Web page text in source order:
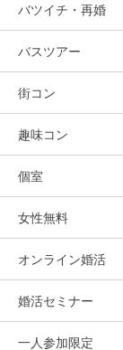
バツイチ・再婚
バスツアー
街コン
趣味コン
個室
女性無料
オンライン婚活
婚活セミナー
一人参加限定